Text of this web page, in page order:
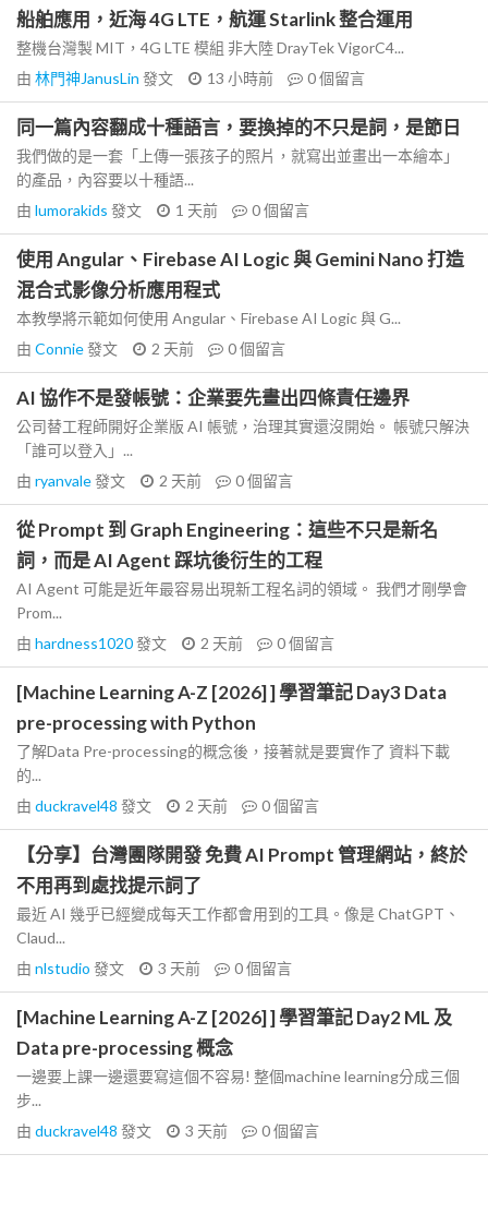
船舶應用，近海 4G LTE，航運 Starlink 整合運用
整機台灣製 MIT，4G LTE 模組 非大陸 DrayTek VigorC4...
由 林門神JanusLin 發文 13 小時前 0個留言
同一篇內容翻成十種語言，要換掉的不只是詞，是節日
我們做的是一套「上傳一張孩子的照片，就寫出並畫出一本繪本」
的產品，內容要以十種語...
由 lumorakids 發文 1 天前 0個留言
使用 Angular、Firebase AI Logic 與 Gemini Nano 打造
混合式影像分析應用程式
本教學將示範如何使用 Angular、Firebase AI Logic 與 G...
由 Connie發文 2 天前 0個留言
AI 協作不是發帳號：企業要先畫出四條責任邊界
公司替工程師開好企業版 AI 帳號，治理其實還沒開始。 帳號只解決
「誰可以登入」...
由 ryanvale發文 2 天前 0個留言
從 Prompt 到 Graph Engineering：這些不只是新名
詞，而是 AI Agent 踩坑後衍生的工程
AI Agent 可能是近年最容易出現新工程名詞的領域。 我們才剛學會
Prom...
由 hardness1020發文 2 天前 0個留言
[Machine Learning A-Z [2026] ] 學習筆記 Day3 Data
pre-processing with Python
了解Data Pre-processing的概念後，接著就是要實作了 資料下載
的...
由 duckravel48 發文 2 天前 0個留言
【分享】台灣團隊開發 免費 AI Prompt 管理網站，終於
不用再到處找提示詞了
最近 AI 幾乎已經變成每天工作都會用到的工具。像是 ChatGPT、
Claud...
由 nlstudio 發文 3 天前 0個留言
[Machine Learning A-Z [2026] ] 學習筆記 Day2 ML 及
Data pre-processing 概念
一邊要上課一邊還要寫這個不容易! 整個machine learning分成三個
步...
由 duckravel48 發文 3 天前 0個留言